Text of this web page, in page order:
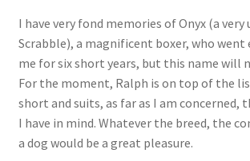
I have very fond memories of Onyx (a very
Scrabble), a magnificent boxer, who went
me for six short years, but this name will
For the moment, Ralph is on top of the
short and suits, as far as I am concerned,
I have in mind. Whatever the breed, the
a dog would be a great pleasure.